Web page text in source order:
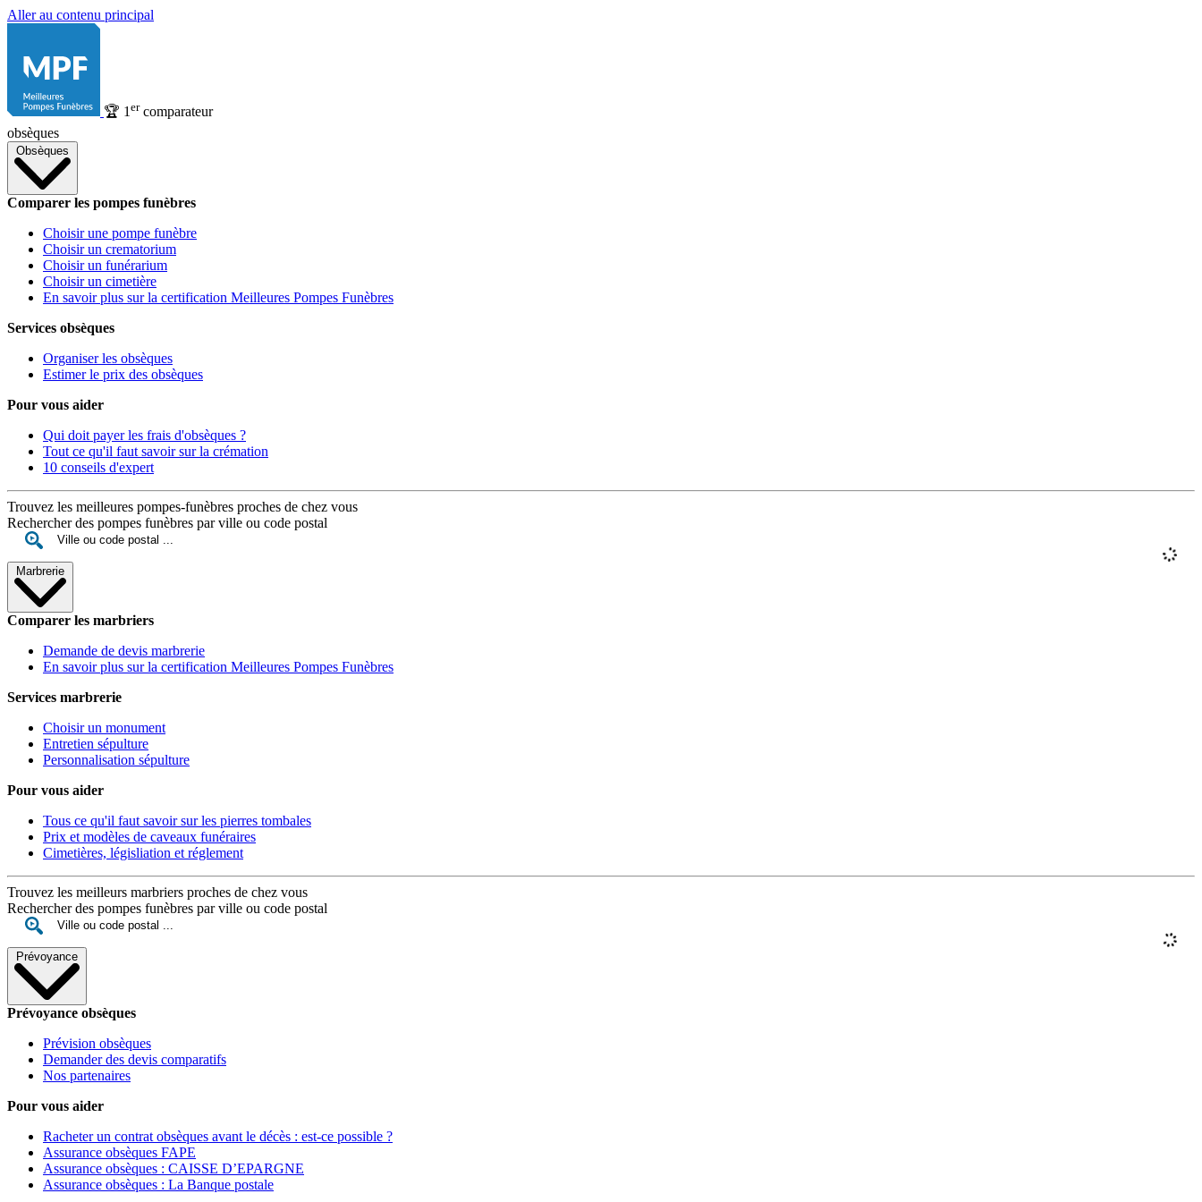
Aller au contenu principal
🏆 1 ercomparateur
obsèques
Obsèques
Comparer les pompes funèbres
Choisir une pompe funèbre
Choisir un crematorium
Choisir un funérarium
Choisir un cimetière
En savoir plus sur la certification Meilleures Pompes Funèbres
Services obsèques
Organiser les obsèques
Estimer le prix des obsèques
Pour vous aider
Qui doit payer les frais d'obsèques ?
Tout ce qu'il faut savoir sur la crémation
10 conseils d'expert
Trouvez les meilleures pompes-funèbres proches de chez vous
Rechercher des pompes funèbres par ville ou code postal
Marbrerie
Comparer les marbriers
Demande de devis marbrerie
En savoir plus sur la certification Meilleures Pompes Funèbres
Services marbrerie
Choisir un monument
Entretien sépulture
Personnalisation sépulture
Pour vous aider
Tous ce qu'il faut savoir sur les pierres tombales
Prix et modèles de caveaux funéraires
Cimetières, législiation et réglement
Trouvez les meilleurs marbriers proches de chez vous
Rechercher des pompes funèbres par ville ou code postal
Prévoyance
Prévoyance obsèques
Prévision obsèques
Demander des devis comparatifs
Nos partenaires
Pour vous aider
Racheter un contrat obsèques avant le décès : est-ce possible ?
Assurance obsèques FAPE
Assurance obsèques : CAISSE D’EPARGNE
Assurance obsèques : La Banque postale